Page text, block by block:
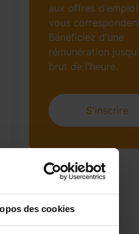
des cookies
aux offres
vous
Bénéficiez d'une
rémunération
brut de l'heure.​
S'inscrire